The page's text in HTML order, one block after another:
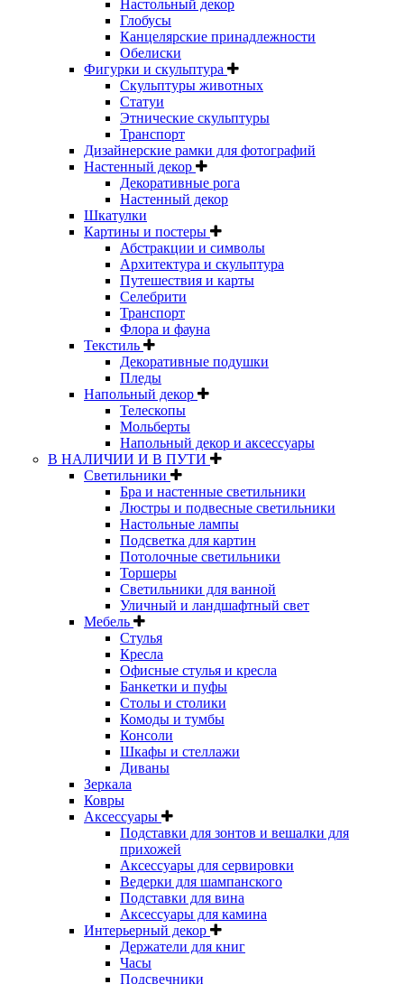
Настольный декор
Глобусы
Канцелярские принадлежности
Обелиски
Фигурки и скульптура
Скульптуры животных
Статуи
Этнические скульптуры
Транспорт
Дизайнерские рамки для фотографий
Настенный декор
Декоративные рога
Настенный декор
Шкатулки
Картины и постеры
Абстракции и символы
Архитектура и скульптура
Путешествия и карты
Селебрити
Транспорт
Флора и фауна
Текстиль
Декоративные подушки
Пледы
Напольный декор
Телескопы
Мольберты
Напольный декор и аксессуары
В НАЛИЧИИ И В ПУТИ
Светильники
Бра и настенные светильники
Люстры и подвесные светильники
Настольные лампы
Подсветка для картин
Потолочные светильники
Торшеры
Светильники для ванной
Уличный и ландшафтный свет
Мебель
Стулья
Кресла
Офисные стулья и кресла
Банкетки и пуфы
Столы и столики
Комоды и тумбы
Консоли
Шкафы и стеллажи
Диваны
Зеркала
Ковры
Аксессуары
Подставки для зонтов и вешалки для
прихожей
Аксессуары для сервировки
Ведерки для шампанского
Подставки для вина
Аксессуары для камина
Интерьерный декор
Держатели для книг
Часы
Подсвечники